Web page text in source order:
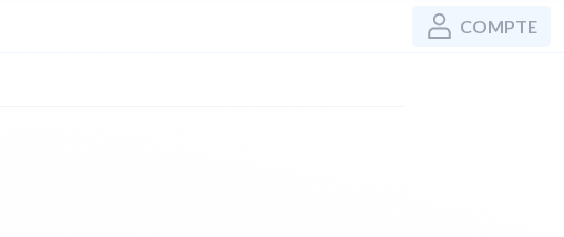
COMPTE